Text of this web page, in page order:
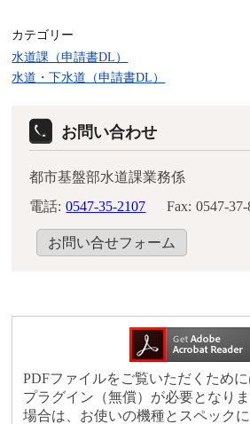
カテゴリー
水道課（申請書DL）
水道・下水道（申請書DL）
お問い合わせ
都市基盤部水道課業務係
電話: 0547-35-2107 Fax: 0547-
お問い合せフォーム
PDFファイルをご覧いただくために
プラグイン（無償）が必要となり
場合は、お使いの機種とスペック